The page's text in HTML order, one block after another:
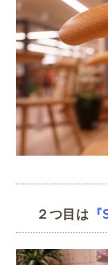
２つ目は